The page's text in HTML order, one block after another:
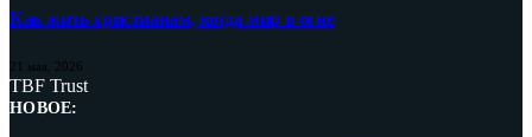
Как жить христианам, когда мир в огне
21 мая, 2026
TBF Trust
НОВОЕ: